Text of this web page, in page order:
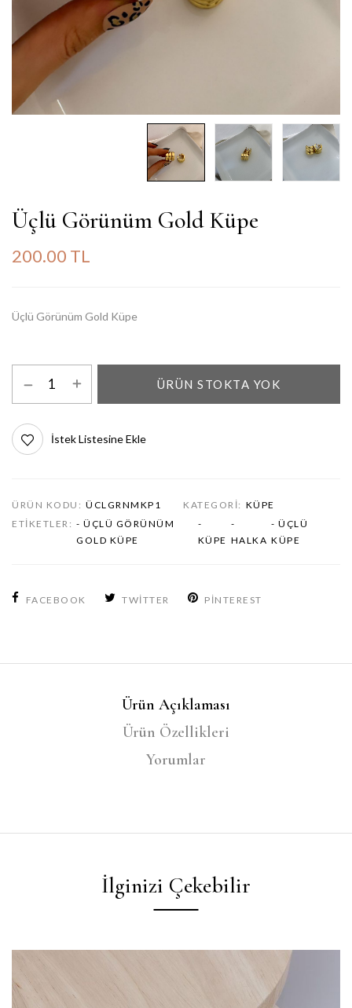
Üçlü Görünüm Gold Küpe
200.00 TL
Üçlü Görünüm Gold Küpe
ÜRÜN STOKTA YOK
İstek Listesine Ekle
ÜRÜN KODU: ÜCLGRNMKP1 KATEGORI: KÜPE
ETIKETLER: - ÜÇLÜ GÖRÜNÜM
GOLD KÜPE
-
KÜPE
-
HALKA
- ÜÇLÜ
KÜPE
FACEBOOK TWITTER PINTEREST
Ürün Açıklaması
Ürün Özellikleri
Yorumlar
İlginizi Çekebilir